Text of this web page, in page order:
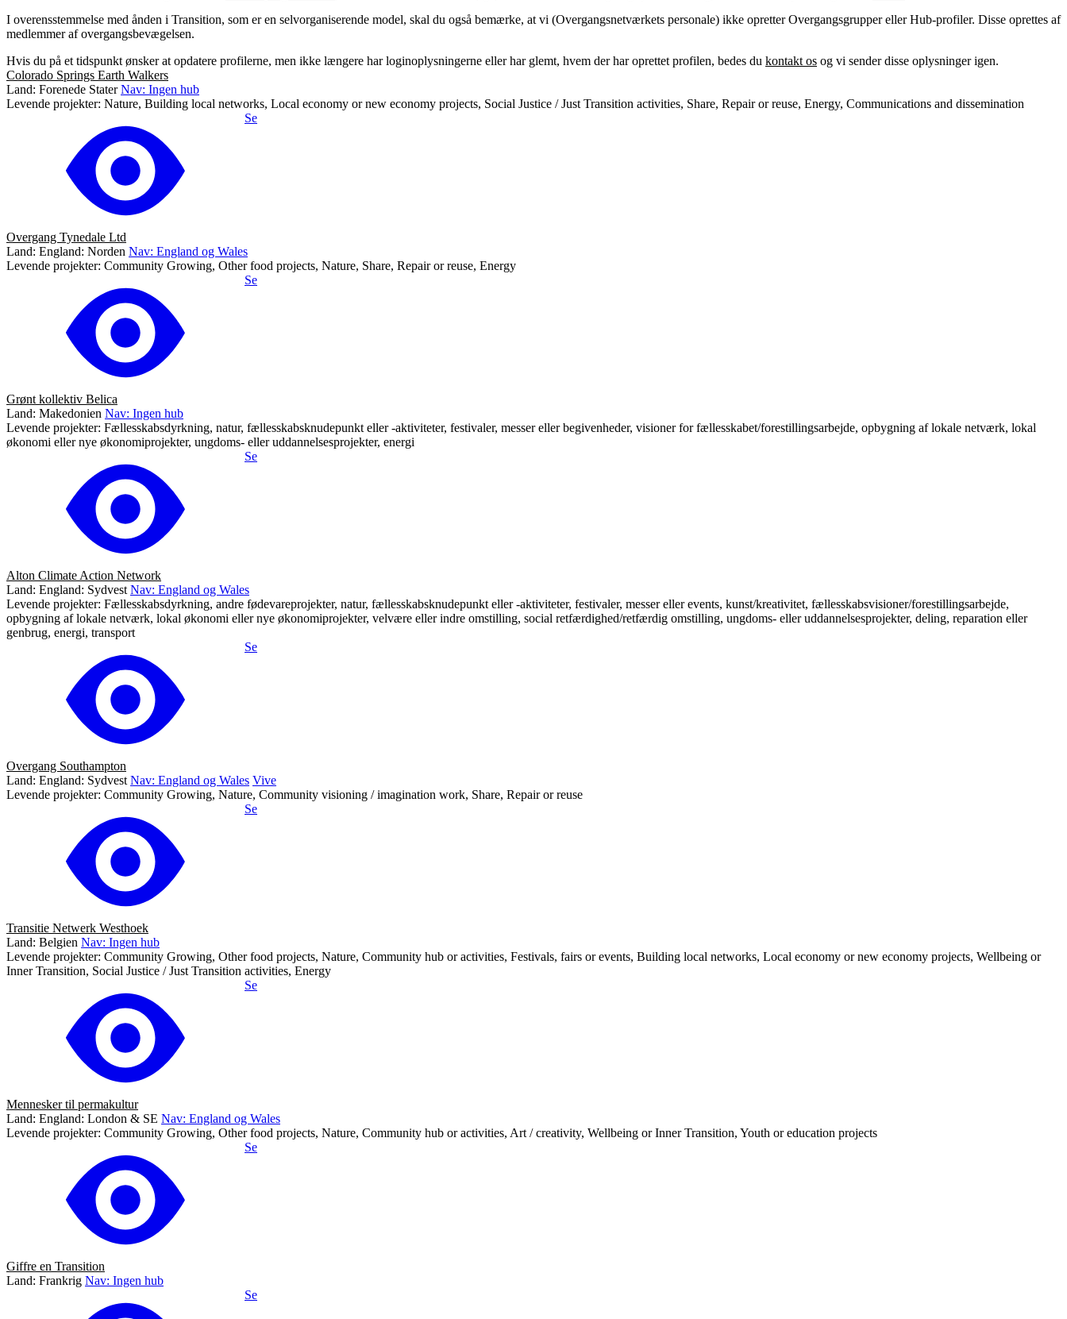
I overensstemmelse med ånden i Transition, som er en selvorganiserende model, skal du også bemærke, at vi (Overgangsnetværkets personale) ikke opretter Overgangsgrupper eller Hub-profiler. Disse oprettes af
medlemmer af overgangsbevægelsen.
Hvis du på et tidspunkt ønsker at opdatere profilerne, men ikke længere har loginoplysningerne eller har glemt, hvem der har oprettet profilen, bedes du kontakt os og vi sender disse oplysninger igen.
Colorado Springs Earth Walkers
Land: Forenede Stater Nav: Ingen hub
Levende projekter: Nature, Building local networks, Local economy or new economy projects, Social Justice / Just Transition activities, Share, Repair or reuse, Energy, Communications and dissemination
Se
Overgang Tynedale Ltd
Land: England: Norden Nav: England og Wales
Levende projekter: Community Growing, Other food projects, Nature, Share, Repair or reuse, Energy
Se
Grønt kollektiv Belica
Land: Makedonien Nav: Ingen hub
Levende projekter: Fællesskabsdyrkning, natur, fællesskabsknudepunkt eller -aktiviteter, festivaler, messer eller begivenheder, visioner for fællesskabet/forestillingsarbejde, opbygning af lokale netværk, lokal
økonomi eller nye økonomiprojekter, ungdoms- eller uddannelsesprojekter, energi
Se
Alton Climate Action Network
Land: England: Sydvest Nav: England og Wales
Levende projekter: Fællesskabsdyrkning, andre fødevareprojekter, natur, fællesskabsknudepunkt eller -aktiviteter, festivaler, messer eller events, kunst/kreativitet, fællesskabsvisioner/forestillingsarbejde,
opbygning af lokale netværk, lokal økonomi eller nye økonomiprojekter, velvære eller indre omstilling, social retfærdighed/retfærdig omstilling, ungdoms- eller uddannelsesprojekter, deling, reparation eller
genbrug, energi, transport
Se
Overgang Southampton
Land: England: Sydvest Nav: England og Wales Vive
Levende projekter: Community Growing, Nature, Community visioning / imagination work, Share, Repair or reuse
Se
Transitie Netwerk Westhoek
Land: Belgien Nav: Ingen hub
Levende projekter: Community Growing, Other food projects, Nature, Community hub or activities, Festivals, fairs or events, Building local networks, Local economy or new economy projects, Wellbeing or
Inner Transition, Social Justice / Just Transition activities, Energy
Se
Mennesker til permakultur
Land: England: London & SE Nav: England og Wales
Levende projekter: Community Growing, Other food projects, Nature, Community hub or activities, Art / creativity, Wellbeing or Inner Transition, Youth or education projects
Se
Giffre en Transition
Land: Frankrig Nav: Ingen hub
Se